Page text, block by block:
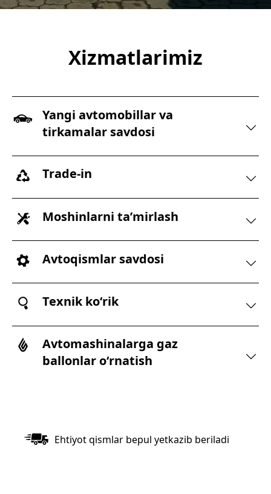
Xizmatlarimiz
Yangi avtomobillar va
tirkamalar savdosi
Trade-in
Moshinlarni taʼmirlash
Avtoqismlar savdosi
Texnik koʻrik
Avtomashinalarga gaz
ballonlar oʻrnatish
Ehtiyot qismlar bepul yetkazib beriladi